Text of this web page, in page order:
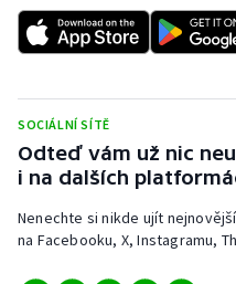
SOCIÁLNÍ SÍTĚ
Odteď vám už nic
i na dalších
Nenechte si nikde ujít
na Facebooku, X, Instagramu,